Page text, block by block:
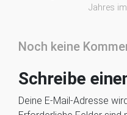
Jahres
Noch keine
Schreibe
Deine E-Mail-Adresse